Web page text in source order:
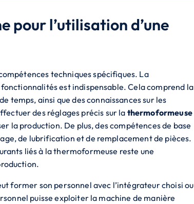
pour l’utilisation d’une
techniques spécifiques. La
est indispensable. Cela comprend la
temps, ainsi que des connaissances sur les
des réglages précis sur lathermoformeuse
la production. De plus, des compétences de base
de lubrification et de remplacement de pièces.
liés à la thermoformeuse reste une
former son personnel avec l’intégrateur choisi ou
puisse exploiter la machine de manière